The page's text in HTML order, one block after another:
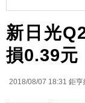
新日光
損0.39元
2018/08/07 18:31 鉅亨